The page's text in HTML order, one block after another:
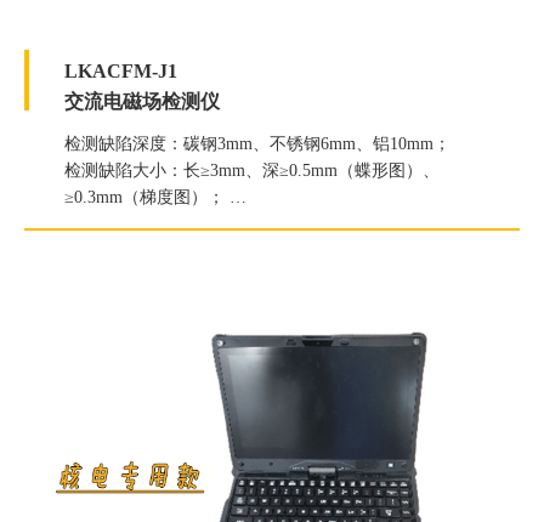
LKACFM-J1
交流电磁场检测仪
检测缺陷深度：碳钢3mm、不锈钢6mm、铝10mm；
检测缺陷大小：长≥3mm、深≥0.5mm（蝶形图）、
≥0.3mm（梯度图）；
穿透涂层厚度：≤10mm；